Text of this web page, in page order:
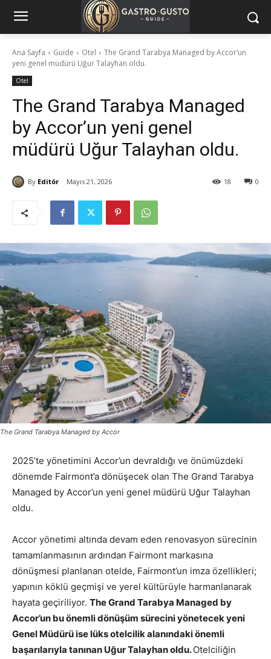
Ana Sayfa Guide Otel
The Grand Tarabya Managed by Accor’un
yeni genel müdürü Uğur Talayhan oldu.
Otel
The Grand Tarabya Managed
by Accor’un yeni genel
müdürü Uğur Talayhan oldu.
By Editör Mayıs 21, 2026 0
18
The Grand Tarabya Managed by Accor
2025’te yönetimini Accor’un devraldığı ve önümüzdeki
dönemde Fairmont’a dönüşecek olan The Grand Tarabya
Managed by Accor’un yeni genel müdürü Uğur Talayhan
oldu.
Accor yönetimi altında devam eden renovasyon sürecinin
tamamlanmasının ardından Fairmont markasına
dönüşmesi planlanan otelde, Fairmont’un imza özellikleri;
yapının köklü geçmişi ve yerel kültürüyle harmanlanarak
hayata geçiriliyor. The Grand Tarabya Managed by
Accor’un bu önemli dönüşüm sürecini yönetecek yeni
Genel Müdürü ise lüks otelcilik alanındaki önemli
başarılarıyla tanınan UğurTalayhanoldu. Otelciliğin